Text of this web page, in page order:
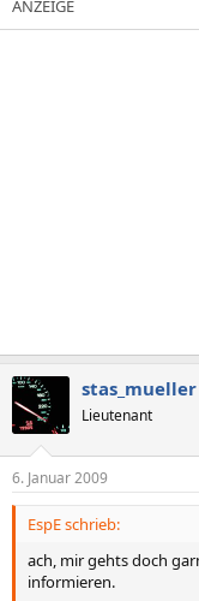
stas_mueller
Lieutenant
6. Januar 2009
EspE schrieb:
ach, mir gehts doch
informieren.